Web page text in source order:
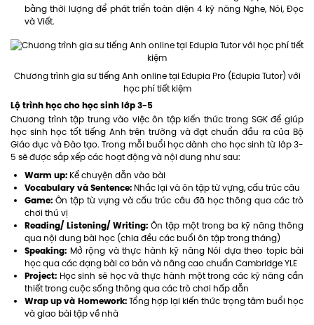
bằng thời lượng để phát triển toàn diện 4 kỹ năng Nghe, Nói, Đọc
và Viết.
Chương trình gia sư tiếng Anh online tại Edupia Pro (Edupia Tutor) với
học phí tiết kiệm
Lộ trình học cho học sinh lớp 3-5
Chương trình tập trung vào việc ôn tập kiến thức trong SGK để giúp
học sinh học tốt tiếng Anh trên trường và đạt chuẩn đầu ra của Bộ
Giáo dục và Đào tạo. Trong mỗi buổi học dành cho học sinh từ lớp 3-
5 sẽ được sắp xếp các hoạt động và nội dung như sau:
Warm up: Kể chuyện dẫn vào bài
Vocabulary và Sentence: Nhắc lại và ôn tập từ vựng, cấu trúc câu
Game: Ôn tập từ vựng và cấu trúc câu đã học thông qua các trò
chơi thú vị
Reading/ Listening/ Writing: Ôn tập một trong ba kỹ năng thông
qua nội dung bài học (chia đều các buổi ôn tập trong tháng)
Speaking: Mở rộng và thực hành kỹ năng Nói dựa theo topic bài
học qua các dạng bài cơ bản và nâng cao chuẩn Cambridge YLE
Project: Học sinh sẽ học và thực hành một trong các kỹ năng cần
thiết trong cuộc sống thông qua các trò chơi hấp dẫn
Wrap up và Homework:Tổng hợp lại kiến thức trọng tâm buổi học
và giao bài tập về nhà